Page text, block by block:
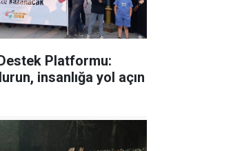
Platformu:
insanlığa yol açın